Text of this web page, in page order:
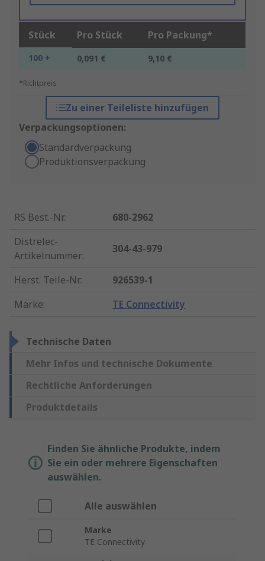
Stück Pro Stück Pro Packung*
100 + 0,091 € 9,10 €
*Richtpreis
Zu einer Teileliste hinzufügen
Verpackungsoptionen:
Standardverpackung
Produktionsverpackung
RS Best.-Nr.:
680-2962
Distrelec-
Artikelnummer:
304-43-979
Herst. Teile-Nr.:
926539-1
Marke: TE Connectivity
Technische Daten
Mehr Infos und technische Dokumente
Rechtliche Anforderungen
Produktdetails
Finden Sie ähnliche Produkte, indem
Sie ein oder mehrere Eigenschaften
auswählen.
Alle auswählen
Marke
TE Connectivity